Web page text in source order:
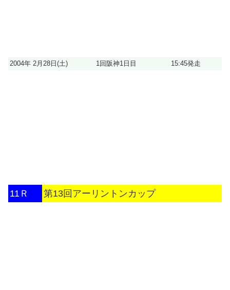
2004年 2月28日(土) 1回阪神1日目 15:45発走
11Ｒ 第13回アーリントンカップ